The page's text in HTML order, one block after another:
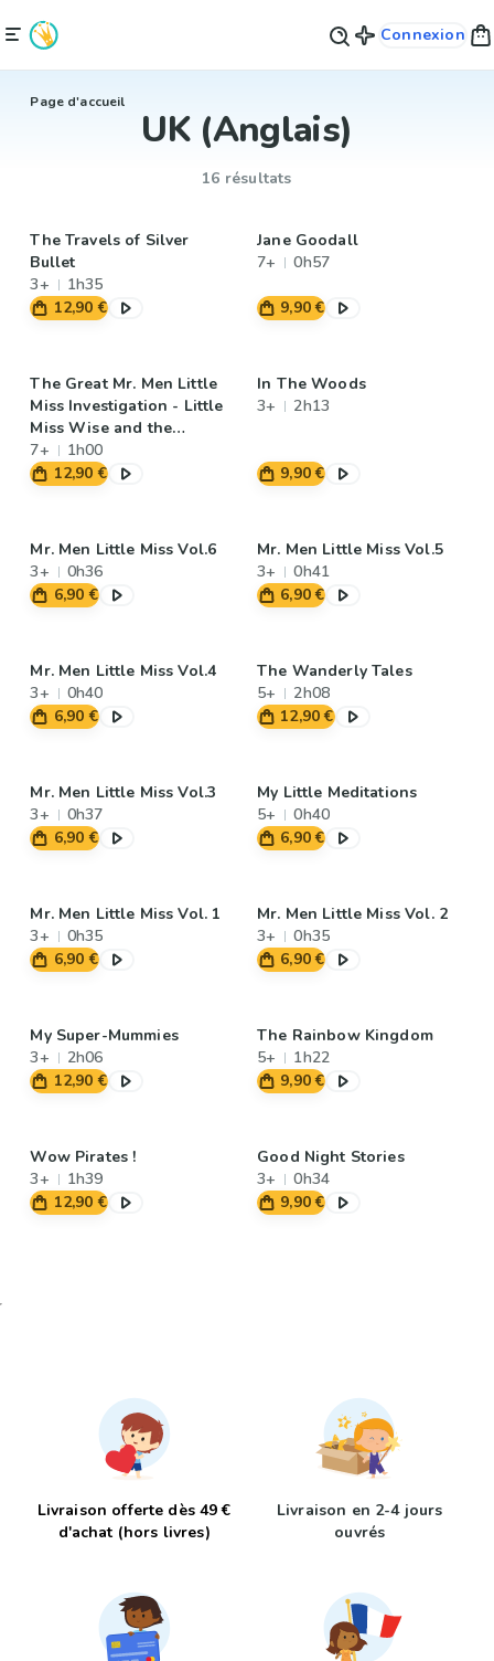
Connexion
Page d'accueil
UK (Anglais)
16 résultats
The Travels of Silver
Bullet
3+
1h35
12,90 €
Jane Goodall
7+
0h57
9,90 €
The Great Mr. Men Little
Miss Investigation - Little
Miss Wise and the
Strange Case of the
Disappearing Hat
7+
1h00
12,90 €
In The Woods
3+
2h13
9,90 €
Mr. Men Little Miss Vol.6
3+
0h36
6,90 €
Mr. Men Little Miss Vol.5
3+
0h41
6,90 €
Mr. Men Little Miss Vol.4
3+
0h40
6,90 €
The Wanderly Tales
5+
2h08
12,90 €
Mr. Men Little Miss Vol.3
3+
0h37
6,90 €
My Little Meditations
5+
0h40
6,90 €
Mr. Men Little Miss Vol. 1
3+
0h35
6,90 €
Mr. Men Little Miss Vol. 2
3+
0h35
6,90 €
My Super-Mummies
3+
2h06
12,90 €
The Rainbow Kingdom
5+
1h22
9,90 €
Wow Pirates !
3+
1h39
12,90 €
Good Night Stories
3+
0h34
9,90 €
Livraison offerte dès 49 €
d'achat (hors livres)
Livraison en 2-4 jours
ouvrés